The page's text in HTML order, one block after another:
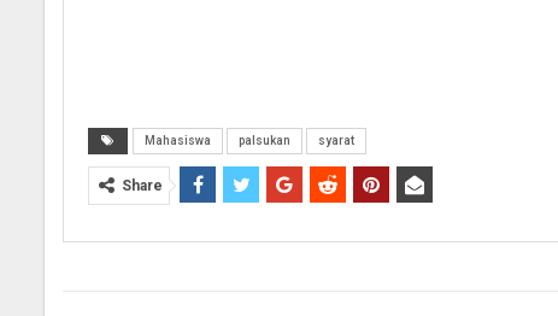
Mahasiswa palsukan syarat
Share